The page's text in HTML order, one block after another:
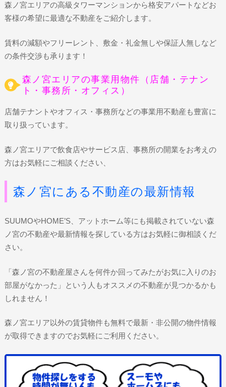
森ノ宮エリアの高級タワーマンションから格安アパートなどお
客様の希望に最適な不動産をご紹介します。
賃料の減額やフリーレント、敷金・礼金無しや保証人無しなど
の条件交渉も承ります！
森ノ宮エリアの事業用物件（店舗・テナン
ト・事務所・オフィス）
店舗テナントやオフィス・事務所などの事業用不動産も豊富に
取り扱っています。
森ノ宮エリアで飲食店やサービス店、事務所の開業をお考えの
方はお気軽にご相談ください、
森ノ宮にある不動産の最新情報
SUUMOやHOME’S、アットホーム等にも掲載されていない森
ノ宮の不動産や最新情報を探している方はお気軽に御相談くだ
さい。
「森ノ宮の不動産屋さんを何件か回ってみたがお気に入りのお
部屋がなかった」という人もオススメの不動産が見つかるかも
しれません！
森ノ宮エリア以外の賃貸物件も無料で最新・非公開の物件情報
が取得できますのでお気軽にご利用ください。